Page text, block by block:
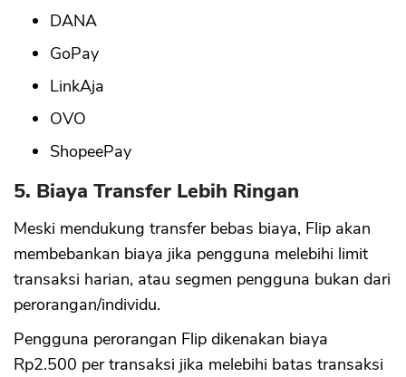
DANA
GoPay
LinkAja
OVO
ShopeePay
5. Biaya Transfer Lebih Ringan
Meski mendukung transfer bebas biaya, Flip akan
membebankan biaya jika pengguna melebihi limit
transaksi harian, atau segmen pengguna bukan dari
perorangan/individu.
Pengguna perorangan Flip dikenakan biaya
Rp2.500 per transaksi jika melebihi batas transaksi